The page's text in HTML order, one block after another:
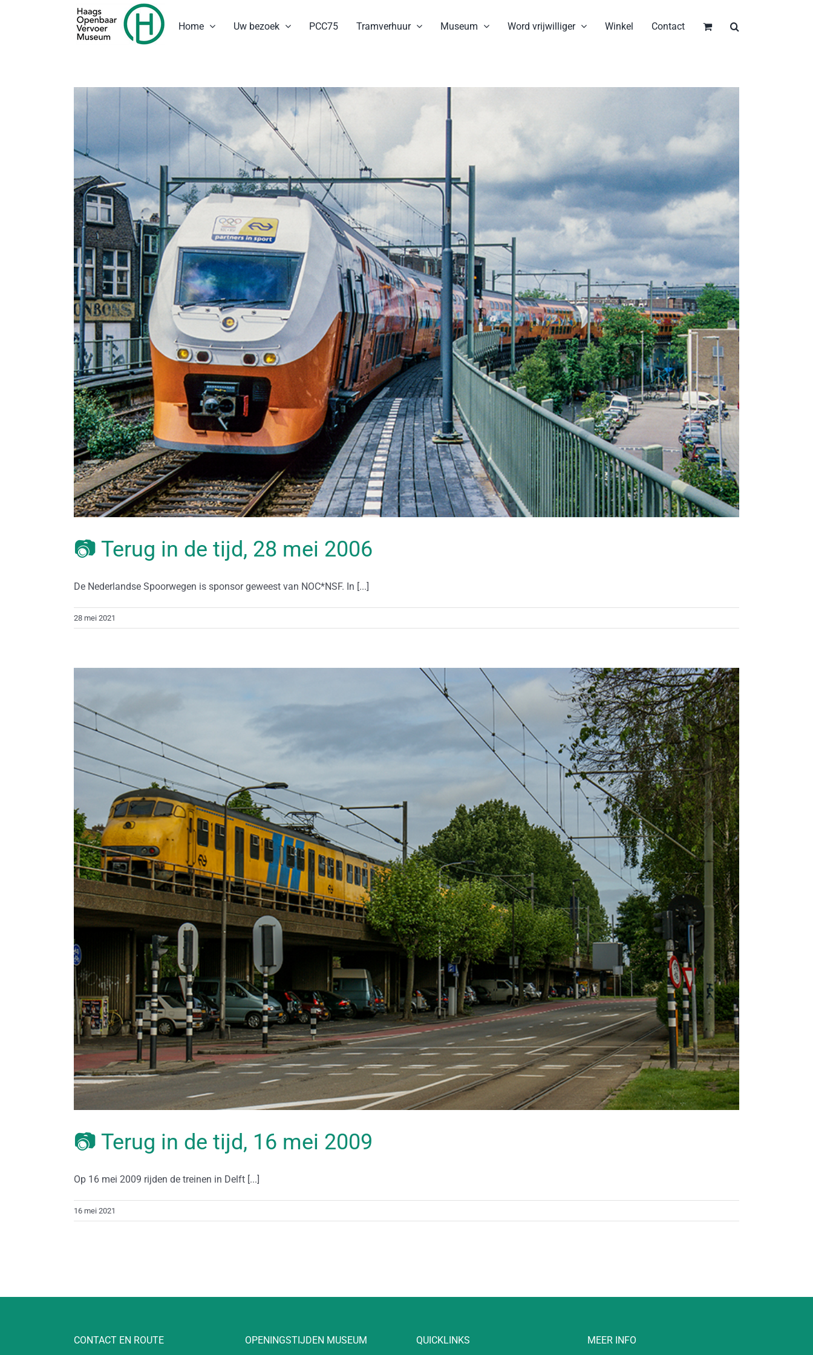
Home Uw bezoek PCC75 Tramverhuur Museum Word vrijwilliger Winkel Contact
📷 Terug in de tijd, 28 mei 2006
De Nederlandse Spoorwegen is sponsor geweest van NOC*NSF. In [...]
28 mei 2021
📷 Terug in de tijd, 16 mei 2009
Op 16 mei 2009 rijden de treinen in Delft [...]
16 mei 2021
CONTACT EN ROUTE OPENINGSTIJDEN MUSEUM QUICKLINKS MEER INFO